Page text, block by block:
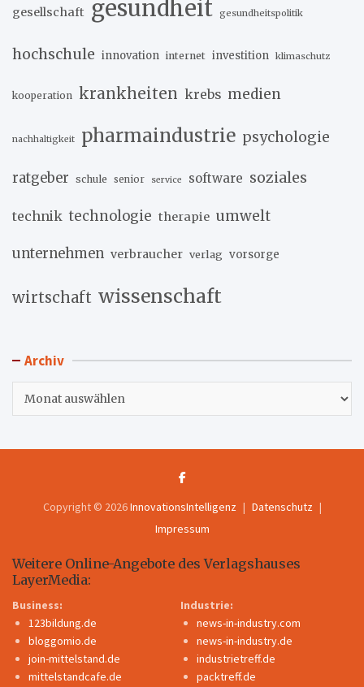
gesellschaft gesundheit gesundheitspolitik
hochschule innovation internet investition klimaschutz
kooperation krankheiten krebs medien
nachhaltigkeit pharmaindustrie psychologie
ratgeber schule senior service software soziales
technik technologie therapie umwelt
unternehmen verbraucher verlag vorsorge
wirtschaft wissenschaft
Archiv
Copyright © 2026InnovationsIntelligenz
Datenschutz
Impressum
Weitere Online-Angebote des Verlagshauses
LayerMedia:
Business:
123bildung.de
bloggomio.de
join-mittelstand.de
mittelstandcafe.de
Industrie:
news-in-industry.com
news-in-industry.de
industrietreff.de
packtreff.de